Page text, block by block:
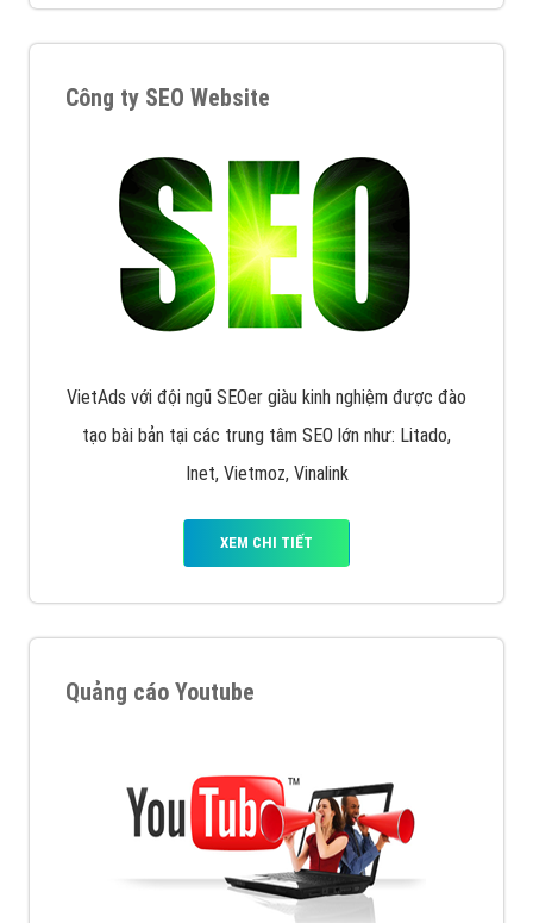
Công ty SEO Website
VietAds với đội ngũ SEOer giàu kinh nghiệm được đào
tạo bài bản tại các trung tâm SEO lớn như: Litado,
Inet, Vietmoz, Vinalink
XEM CHI TIẾT
Quảng cáo Youtube